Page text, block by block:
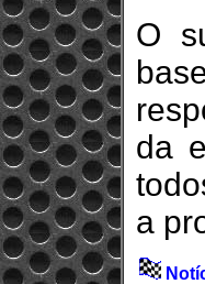
O
da
a